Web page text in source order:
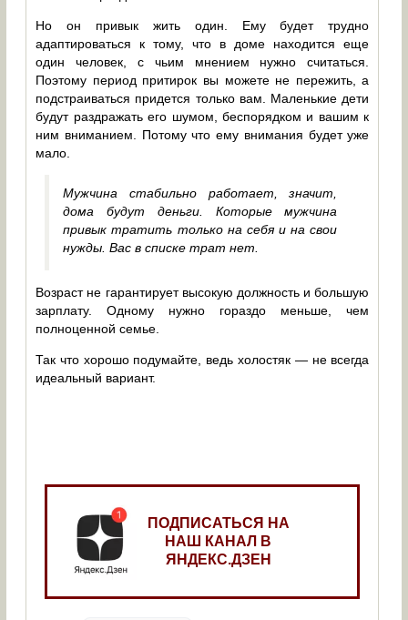
Но он привык жить один. Ему будет трудно
адаптироваться к тому, что в доме находится еще
один человек, с чьим мнением нужно считаться.
Поэтому период притирок вы можете не пережить, а
подстраиваться придется только вам. Маленькие дети
будут раздражать его шумом, беспорядком и вашим к
ним вниманием. Потому что ему внимания будет уже
мало.
Мужчина стабильно работает, значит,
дома будут деньги. Которые мужчина
привык тратить только на себя и на свои
нужды. Вас в списке трат нет.
Возраст не гарантирует высокую должность и большую
зарплату. Одному нужно гораздо меньше, чем
полноценной семье.
Так что хорошо подумайте, ведь холостяк — не всегда
идеальный вариант.
ПОДПИСАТЬСЯ НА
НАШ КАНАЛ В
ЯНДЕКС.ДЗЕН